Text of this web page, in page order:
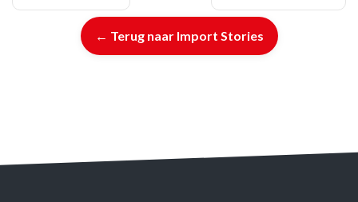
← Terug naar Import Stories